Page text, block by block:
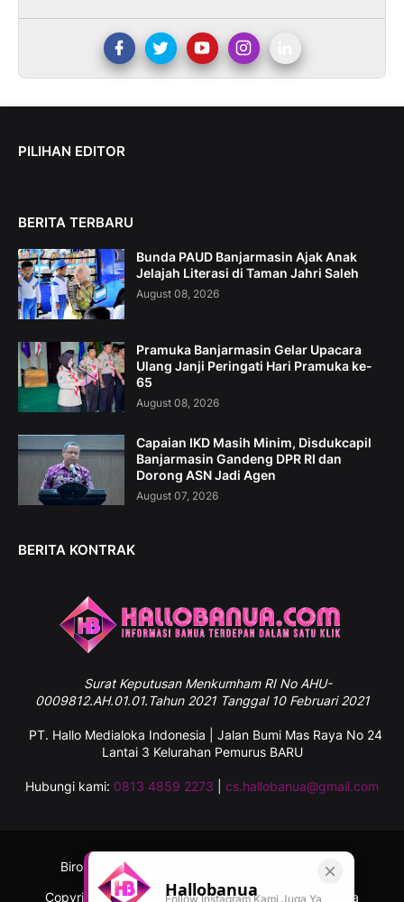
PILIHAN EDITOR
BERITA TERBARU
Bunda PAUD Banjarmasin Ajak Anak
Jelajah Literasi di Taman Jahri Saleh
August 08, 2026
Pramuka Banjarmasin Gelar Upacara
Ulang Janji Peringati Hari Pramuka ke-
65
August 08, 2026
Capaian IKD Masih Minim, Disdukcapil
Banjarmasin Gandeng DPR RI dan
Dorong ASN Jadi Agen
August 07, 2026
BERITA KONTRAK
SuratKeputusan Menkumham RI No AHU-
0009812.AH.01.01.Tahun 2021 Tanggal 10 Februari 2021
PT. Hallo Medialoka Indonesia | Jalan Bumi Mas Raya No 24
Lantai 3 Kelurahan Pemurus BARU
Hubungi kami: 0813 4859 2273 cs.hallobanua@gmail.com
Copyright ©2026 Hallobanua.com - Informasi Banua
Biro Sulawesi Selatan Kontak
Hallobanua
Follow Instagram Kami Juga Ya